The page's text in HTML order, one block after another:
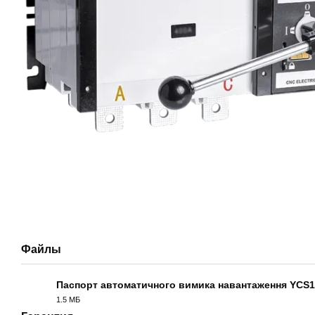
Файлы
Паспорт автоматичного вимика навантаження YCS1
1.5 МБ